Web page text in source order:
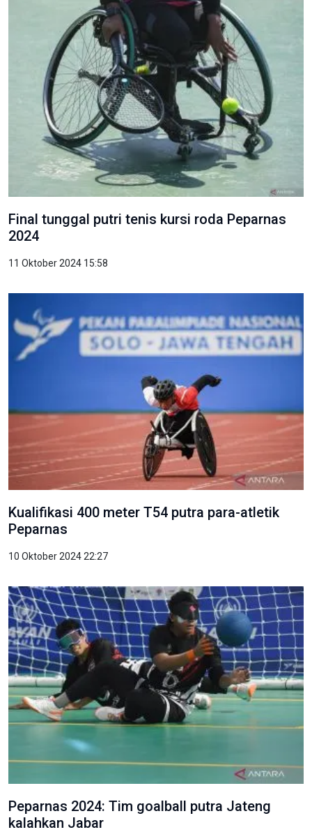
Final tunggal putri tenis kursi roda Peparnas
2024
11 Oktober 2024 15:58
Kualifikasi 400 meter T54 putra para-atletik
Peparnas
10 Oktober 2024 22:27
Peparnas 2024: Tim goalball putra Jateng
kalahkan Jabar